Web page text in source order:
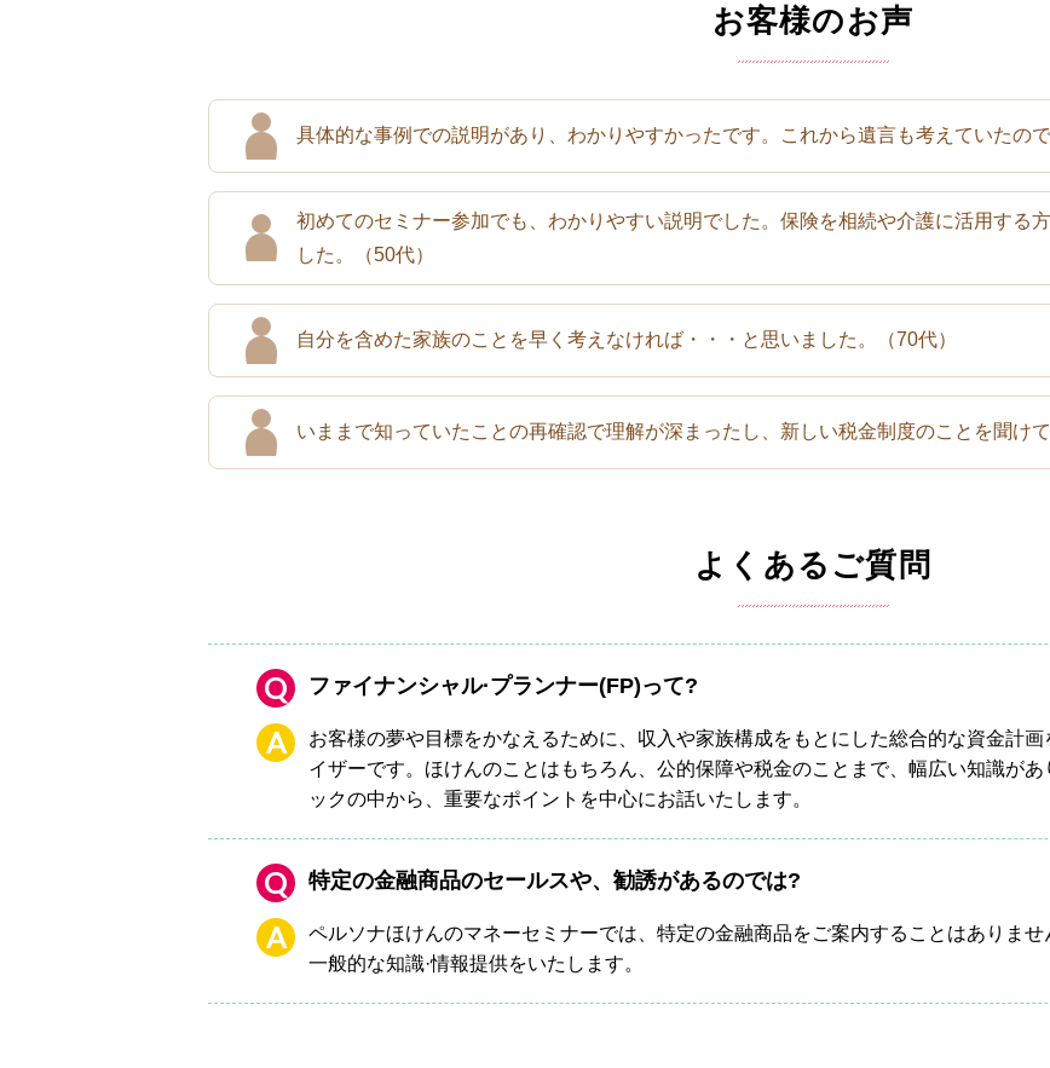
お客様のお声
具体的な事例での説明があり、わかりやすかったです。これから遺言も考えていたの
初めてのセミナー参加でも、わかりやすい説明でした。保険を相続や介護に活用する
した。
（50代）
自分を含めた家族のことを早く考えなければ・・・と思いました。 （70代）
いままで知っていたことの再確認で理解が深まったし、新しい税金制度のことを聞けて
よくあるご質問
Q ファイナンシャル·プランナー(FP)って?
A
お客様の夢や目標をかなえるために、収入や家族構成をもとにした総合的な資金計
イザーです。ほけんのことはもちろん、公的保障や税金のことまで、幅広い知識が
ックの中から、重要なポイントを中心にお話いたします。
Q 特定の金融商品のセールスや、勧誘があるのでは?
A
ペルソナほけんのマネーセミナーでは、特定の金融商品をご案内することはありませ
一般的な知識·情報提供をいたします。